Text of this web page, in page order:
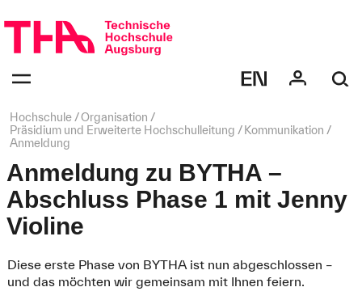
überspringen
bestätigen
des
Menüs
Seitenpfad:
Hochschule
Organisation
Präsidium und Erweiterte Hochschulleitung
Kommunikation
Anmeldung
Anmeldung zu BYTHA –
Abschluss Phase 1 mit Jenny
Violine
Diese erste Phase von BYTHA ist nun abgeschlossen –
und das möchten wir gemeinsam mit Ihnen feiern.